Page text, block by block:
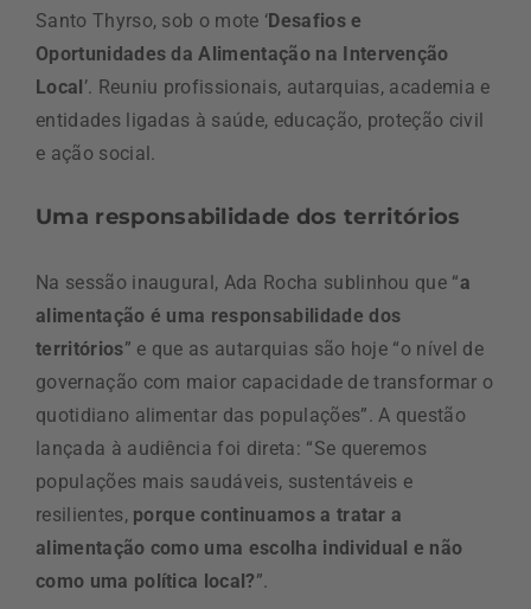
Santo Thyrso, sob o mote ‘Desafios e
Oportunidades da Alimentação na Intervenção
Local’. Reuniu profissionais, autarquias, academia e
entidades ligadas à saúde, educação, proteção civil
e ação social.
Uma responsabilidade dos territórios
Na sessão inaugural, Ada Rocha sublinhou que “a
alimentação é uma responsabilidade dos
territórios” e que as autarquias são hoje “o nível de
governação com maior capacidade de transformar o
quotidiano alimentar das populações”. A questão
lançada à audiência foi direta: “Se queremos
populações mais saudáveis, sustentáveis e
resilientes, porque continuamos a tratar a
alimentação como uma escolha individual e não
como uma política local?”.